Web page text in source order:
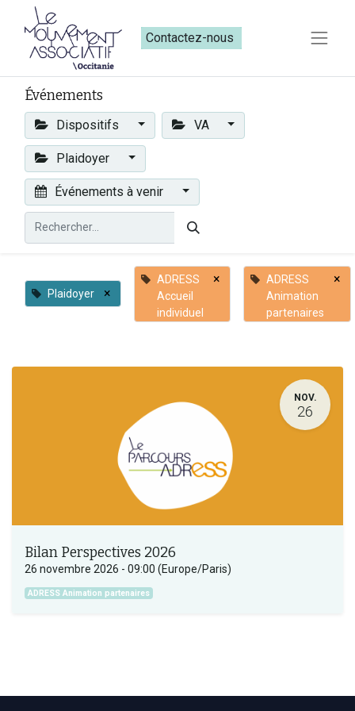
Contactez-nous​​
Événements
Dispositifs VA
Plaidoyer
Événements à venir
Plaidoyer ×
ADRESS
Accueil
individuel
×
ADRESS
Animation
partenaires
×
NOV.
26
Bilan Perspectives 2026
26 novembre 2026 - 09:00 (Europe/Paris)
ADRESS Animation partenaires